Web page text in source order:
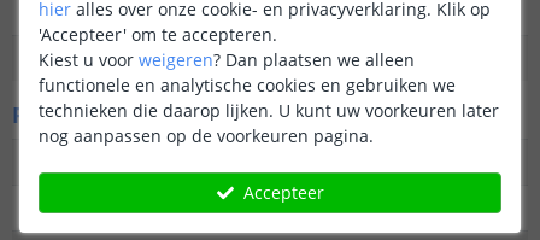
IP waarde
IP44
Garantie
2 jaar
Fysieke kenmerken
Kleur
Zwart
hier alles over onze cookie- en privacyverklaring. Klik op
'Accepteer' om te accepteren.
Kiest u voor weigeren? Dan plaatsen we alleen
functionele en analytische cookies en gebruiken we
technieken die daarop lijken. U kunt uw voorkeuren later
nog aanpassen op de voorkeuren pagina.
Accepteer